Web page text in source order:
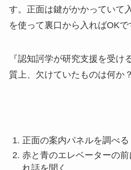
す。正面は鍵がかかっていて
を使って裏口から入ればOKで
『認知訶学が研究支援を受け
質上、欠けていたものは何か
正面の案内パネルを調べる
赤と青のエレベーターの